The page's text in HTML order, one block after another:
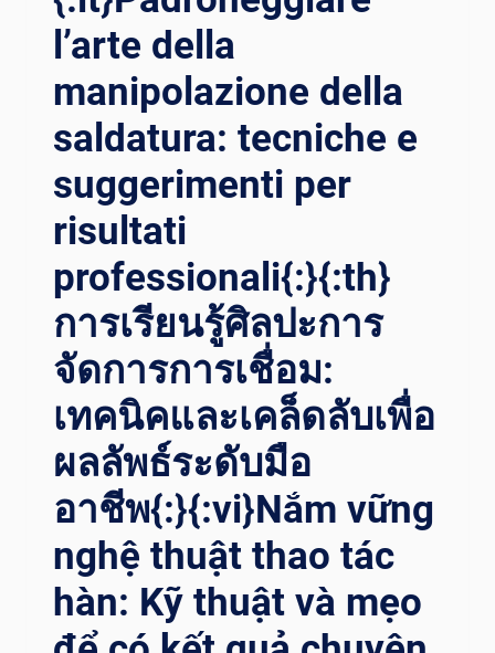
تقنيات
ونصائح
للحصول
على
نتائج
احترافية{:}{
:IT}PADRONEGGIARE L
’ARTE D
ANIPOLAZIONE D
ELLA S
ALDATURA: T
ECNICHE E
S
UGGERIMENTI P
ER R
ISULTATI P
ROFESSIONALI{:}{
:TH}ก
รียนร
ิลปะก
ารจ
ัดการก
ารเ
l’arte della
manipolazione della
saldatura: tecniche e
suggerimenti per
risultati
professionali{:}{:th}
การเรียนรู้ศิลปะการ
จัดการการเชื่อม:
เทคนิคและเคล็ดลับเพื่อ
ผลลัพธ์ระดับมือ
อาชีพ{:}{:vi}Nắm vững
nghệ thuật thao tác
hàn: Kỹ thuật và mẹo